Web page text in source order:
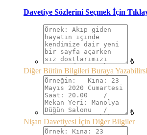
Davetiye Sözlerini Seçmek İçin
₺
Diğer Bütün Bilgileri Buraya
₺
Nişan Davetiyesi İçin Diğer Bilgiler